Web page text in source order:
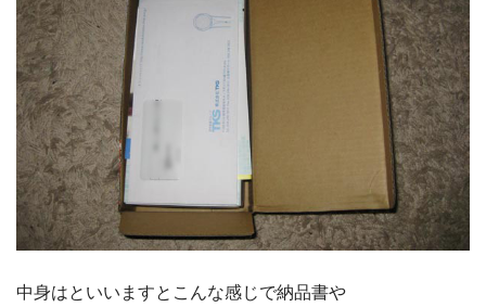
中身はといいますとこんな感じで納品書や